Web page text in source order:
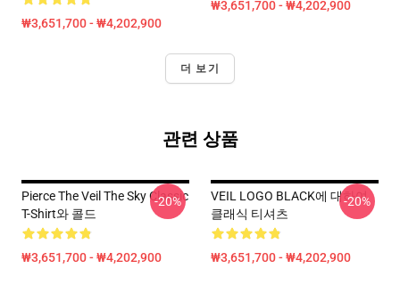
₩3,651,700 - ₩4,202,900
₩3,651,700 - ₩4,202,900
더 보기
관련 상품
Pierce The Veil The Sky Classic
T-Shirt와 콜드
₩3,651,700 - ₩4,202,900
-20%
VEIL LOGO BLACK에 대하여
클래식 티셔츠
₩3,651,700 - ₩4,202,900
-20%